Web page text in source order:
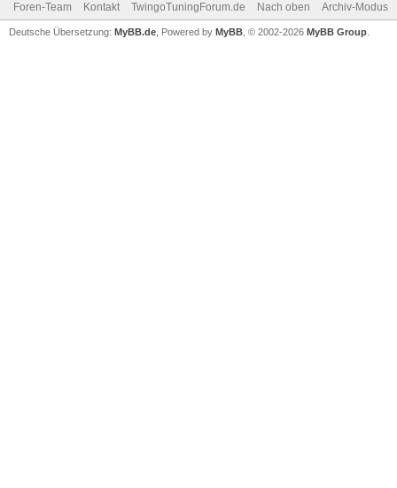
Foren-Team Kontakt TwingoTuningForum.de Nach oben Archiv-Modus
Deutsche Übersetzung: MyBB.de , Powered by MyBB , © 2002-2026 MyBB Group